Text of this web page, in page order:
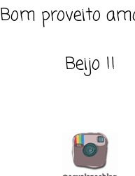
Bom proveito
Beijo !!